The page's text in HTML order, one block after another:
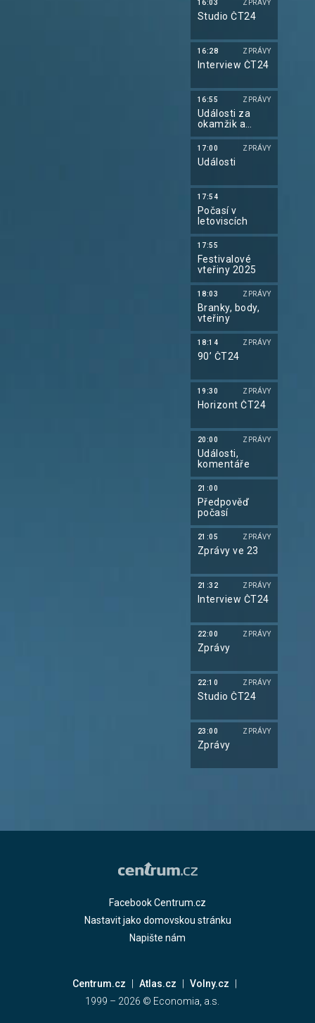
16:03 ZPRÁVY
Studio ČT24
16:28 ZPRÁVY
Interview ČT24
16:55 ZPRÁVY
Události za
okamžik a
počasí
17:00 ZPRÁVY
Události
17:54
Počasí v
letoviscích
17:55
Festivalové
vteřiny 2025
18:03 ZPRÁVY
Branky, body,
vteřiny
18:14 ZPRÁVY
90’ ČT24
19:30 ZPRÁVY
Horizont ČT24
20:00 ZPRÁVY
Události,
komentáře
21:00
Předpověď
počasí
21:05 ZPRÁVY
Zprávy ve 23
21:32 ZPRÁVY
Interview ČT24
22:00 ZPRÁVY
Zprávy
22:10 ZPRÁVY
Studio ČT24
23:00 ZPRÁVY
Zprávy
Facebook Centrum.cz
Nastavit jako domovskou stránku
Napište nám
Centrum.cz Atlas.cz
Volny.cz
1999 – 2026 © Economia, a.s.